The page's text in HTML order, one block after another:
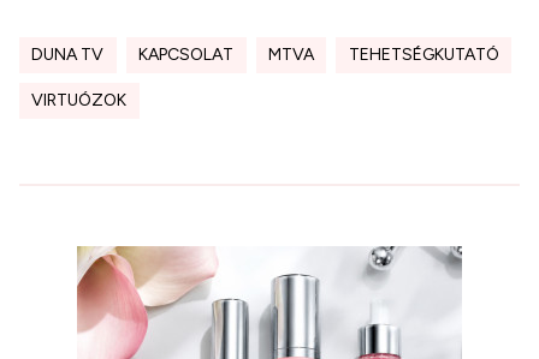
DUNA TV KAPCSOLAT MTVA TEHETSÉGKUTATÓ
VIRTUÓZOK